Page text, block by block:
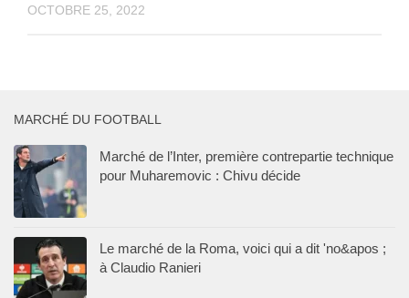
OCTOBRE 25, 2022
MARCHÉ DU FOOTBALL
Marché de l’Inter, première contrepartie technique
pour Muharemovic : Chivu décide
Le marché de la Roma, voici qui a dit 'no&apos ;
à Claudio Ranieri